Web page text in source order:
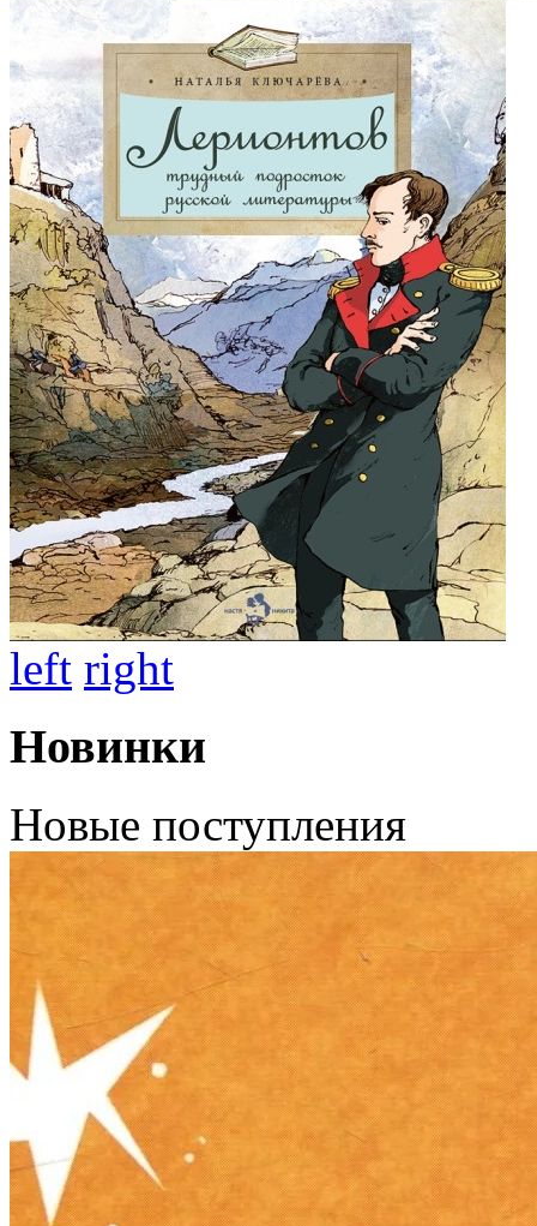
left right
Новинки
Новые поступления